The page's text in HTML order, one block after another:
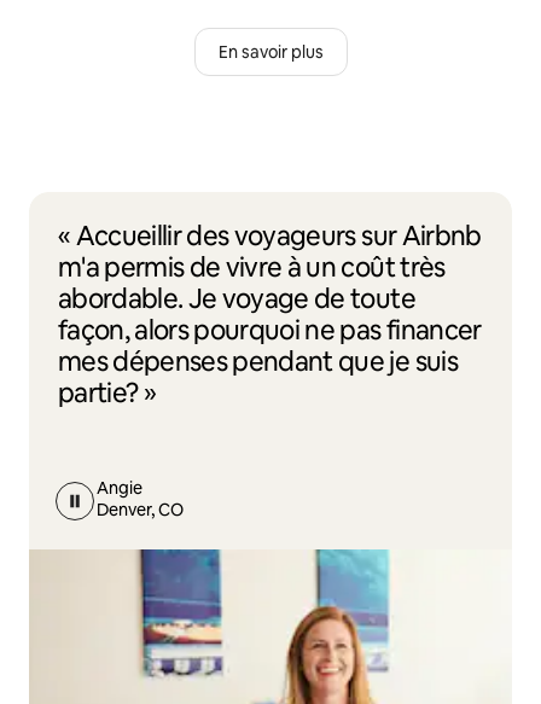
En savoir plus
« Accueillir des voyageurs sur Airbnb
m'a permis de vivre à un coût très
abordable. Je voyage de toute
façon, alors pourquoi ne pas financer
mes dépenses pendant que je suis
partie? »
Angie
Denver, CO